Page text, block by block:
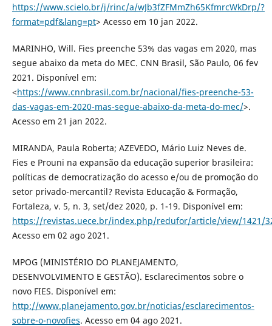
https://www.scielo.br/j/rinc/a/wJb3fZFMmZh65KfmrcWkDrp/?
format=pdf&lang=pt> Acesso em 10 jan 2022.
MARINHO, Will. Fies preenche 53% das vagas em 2020, mas
segue abaixo da meta do MEC. CNN Brasil, São Paulo, 06 fev
2021. Disponível em:
<https://www.cnnbrasil.com.br/nacional/fies-preenche-53-
das-vagas-em-2020-mas-segue-abaixo-da-meta-do-mec/>.
Acesso em 21 jan 2022.
MIRANDA, Paula Roberta; AZEVEDO, Mário Luiz Neves de.
Fies e Prouni na expansão da educação superior brasileira:
políticas de democratização do acesso e/ou de promoção do
setor privado-mercantil? Revista Educação & Formação,
Fortaleza, v. 5, n. 3, set/dez 2020, p. 1-19. Disponível em:
https://revistas.uece.br/index.php/redufor/article/view/1421/
Acesso em 02 ago 2021.
MPOG (MINISTÉRIO DO PLANEJAMENTO,
DESENVOLVIMENTO E GESTÃO). Esclarecimentos sobre o
novo FIES. Disponível em:
http://www.planejamento.gov.br/noticias/esclarecimentos-
sobre-o-novofies. Acesso em 04 ago 2021.